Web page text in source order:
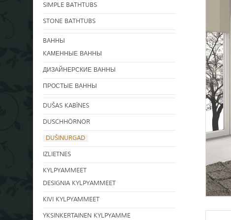
SIMPLE BATHTUBS
STONE BATHTUBS
BАННЫ
KАМЕННЫЕ ВАННЫ
ДИЗАЙНЕРСКИЕ ВАННЫ
ПРОСТЫЕ ВАННЫ
DUŠAS KABĪNES
DUSCHHÖRNOR
DUŠINURGAD
IZLIETNES
KYLPYAMMEET
DESIGNIA KYLPYAMMEET
KIVI KYLPYAMMEET
YKSINKERTAINEN KYLPYAMME